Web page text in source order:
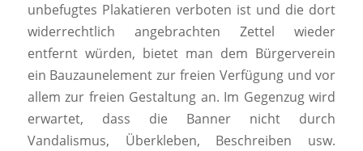
unbefugtes Plakatieren verboten ist und die dort
widerrechtlich angebrachten Zettel wieder
entfernt würden, bietet man dem Bürgerverein
ein Bauzaunelement zur freien Verfügung und vor
allem zur freien Gestaltung an. Im Gegenzug wird
erwartet, dass die Banner nicht durch
Vandalismus, Überkleben, Beschreiben usw.